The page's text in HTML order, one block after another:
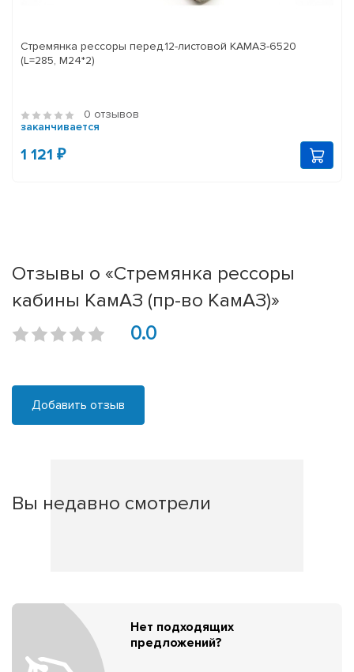
Стремянка рессоры перед.12-листовой КАМАЗ-6520
(L=285, М24*2)
0 отзывов
заканчивается
1 121 ₽
Отзывы о «Стремянка рессоры
кабины КамАЗ (пр-во КамАЗ)»
0.0
Добавить отзыв
Вы недавно смотрели
Нет подходящих
предложений?